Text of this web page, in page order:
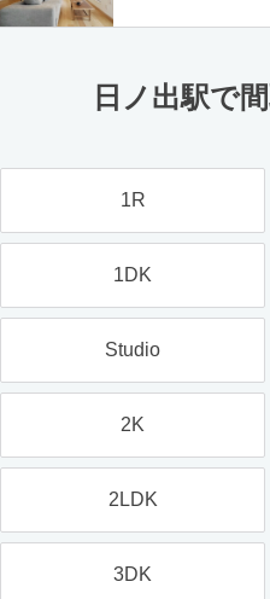
日ノ出駅で
1R
1DK
Studio
2K
2LDK
3DK